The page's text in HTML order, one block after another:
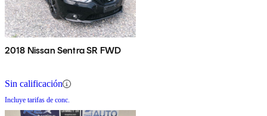
2018 Nissan Sentra SR FWD
Sin calificación
Incluye tarifas de conc.